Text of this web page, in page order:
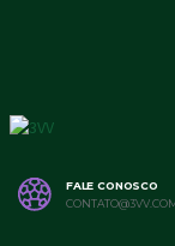
FALE CONOSCO